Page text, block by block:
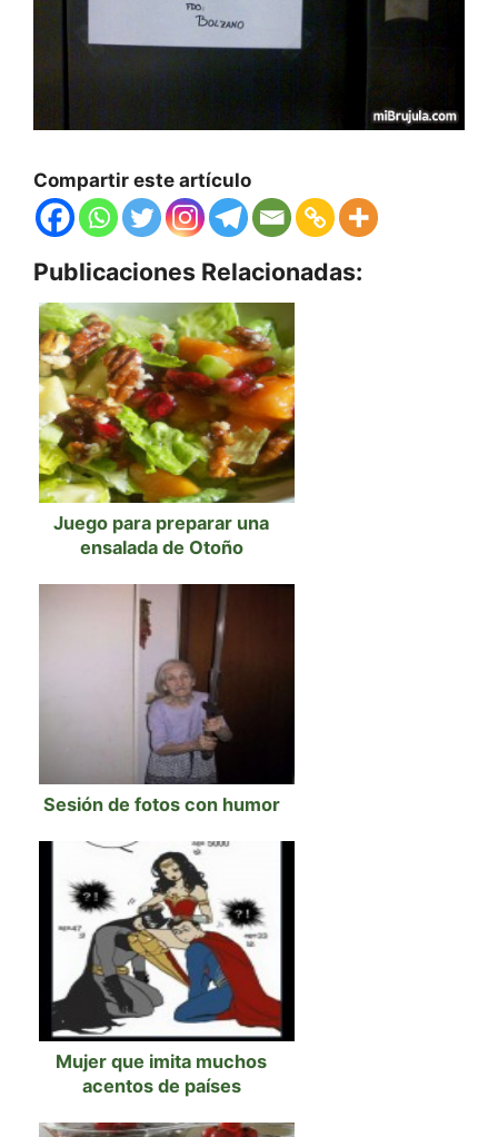
Compartir este artículo
Publicaciones Relacionadas:
Juego para preparar una
ensalada de Otoño
Sesión de fotos con humor
Mujer que imita muchos
acentos de países